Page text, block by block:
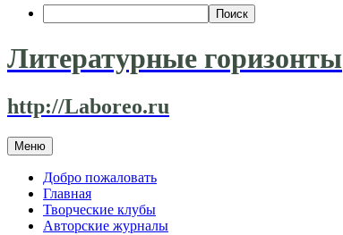
Поиск
Литературные горизонты
http://Laboreo.ru
Меню Перейти
к
содержимому
Добро пожаловать
Главная
Творческие клубы
Авторские журналы